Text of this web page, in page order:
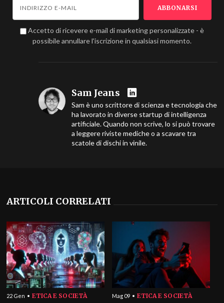
Accetto di ricevere e-mail di marketing personalizzate - è
possibile annullare l'iscrizione in qualsiasi momento.
Sam Jeans
Sam è uno scrittore di scienza e tecnologia che
ha lavorato in diverse startup di intelligenza
artificiale. Quando non scrive, lo si può trovare
a leggere riviste mediche o a scavare tra
scatole di dischi in vinile.
ARTICOLI CORRELATI
22 Gen ETICA E SOCIETÀ Mag 09 ETICA E SOCIETÀ